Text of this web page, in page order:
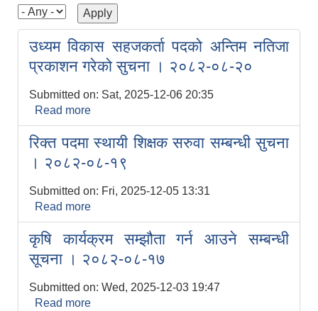
उध्यम विकास सहजकर्ता पदको अन्तिम नतिजा
प्रकाशन गरेको सुचना । २०८२-०८-२०
Submitted on: Sat, 2025-12-06 20:35
Read more
नतिजा प्रकाशन गरेको सुचना । २०८२-०८-२०
रिक्त पदमा स्थायी शिक्षक सरुवा सम्बन्धी सुचना
। २०८२-०८-१९
Submitted on: Fri, 2025-12-05 13:31
Read more
सुचना । २०८२-०८-१९
कृषि कार्यक्रम सम्झौता गर्न आउने सम्बन्धी
सूचना । २०८२-०८-१७
Submitted on: Wed, 2025-12-03 19:47
Read more